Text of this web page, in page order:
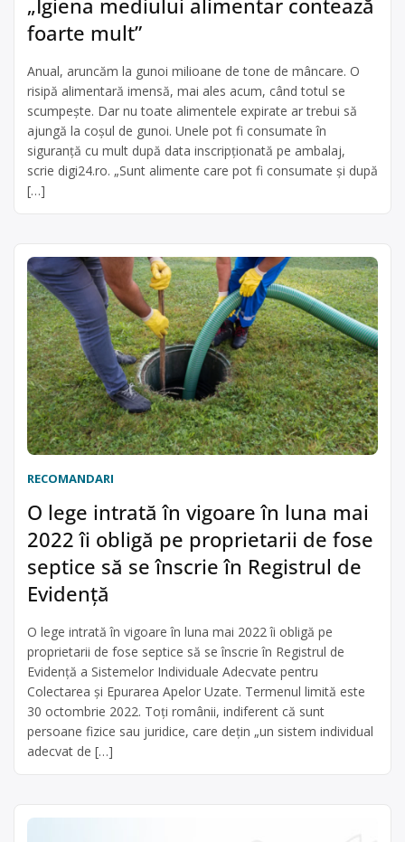
foarte mult”
Anual, aruncăm la gunoi milioane de tone de mâncare. O
risipă alimentară imensă, mai ales acum, când totul se
scumpește. Dar nu toate alimentele expirate ar trebui să
ajungă la coșul de gunoi. Unele pot fi consumate în
siguranță cu mult după data inscripționată pe ambalaj,
scrie digi24.ro. „Sunt alimente care pot fi consumate și după
[…]
RECOMANDARI
O lege intrată în vigoare în luna mai
2022 îi obligă pe proprietarii de fose
septice să se înscrie în Registrul de
Evidență
O lege intrată în vigoare în luna mai 2022 îi obligă pe
proprietarii de fose septice să se înscrie în Registrul de
Evidență a Sistemelor Individuale Adecvate pentru
Colectarea și Epurarea Apelor Uzate. Termenul limită este
30 octombrie 2022. Toți românii, indiferent că sunt
persoane fizice sau juridice, care dețin „un sistem individual
adecvat de […]